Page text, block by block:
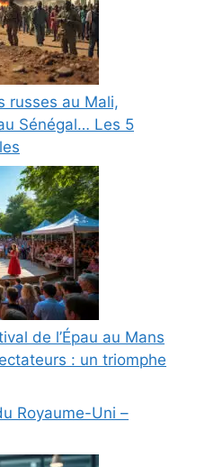
russes au Mali,
Sénégal… Les 5
de l’Épau au Mans
: un triomphe
Royaume-Uni –